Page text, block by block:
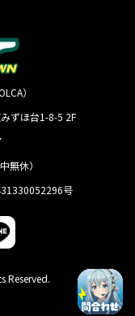
）
ずほ台1-8-5 2F
無休）
号
Reserved.